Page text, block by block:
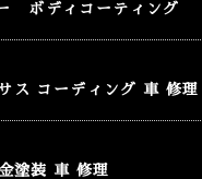
ボディコーティング
コーディング 車 修理
塗装 車 修理